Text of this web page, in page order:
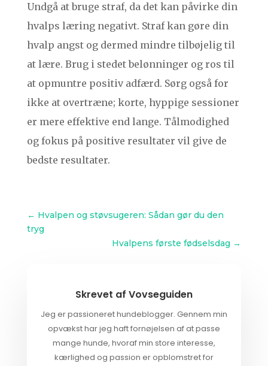
Undgå at bruge straf, da det kan påvirke din
hvalps læring negativt. Straf kan gøre din
hvalp angst og dermed mindre tilbøjelig til
at lære. Brug i stedet belønninger og ros til
at opmuntre positiv adfærd. Sørg også for
ikke at overtræne; korte, hyppige sessioner
er mere effektive end lange. Tålmodighed
og fokus på positive resultater vil give de
bedste resultater.
← Hvalpen og støvsugeren: Sådan gør du den
tryg
Hvalpens første fødselsdag →
Skrevet af Vovseguiden
Jeg er passioneret hundeblogger. Gennem min
opvækst har jeg haft fornøjelsen af at passe
mange hunde, hvoraf min store interesse,
kærlighed og passion er opblomstret for